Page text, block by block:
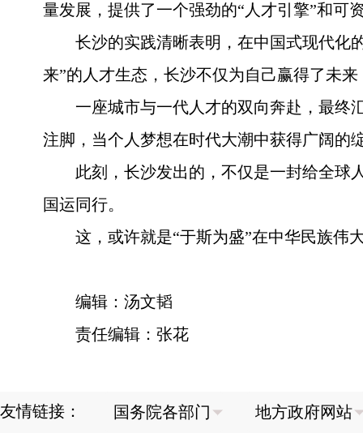
量发展，提供了一个强劲的“人才引擎”和可
长沙的实践清晰表明，在中国式现代化
来”的人才生态，长沙不仅为自己赢得了未
一座城市与一代人才的双向奔赴，最终
注脚，当个人梦想在时代大潮中获得广阔的
此刻，长沙发出的，不仅是一封给全球
国运同行。
这，或许就是“于斯为盛”在中华民族伟
编辑：汤文韬
责任编辑：张花
友情链接：